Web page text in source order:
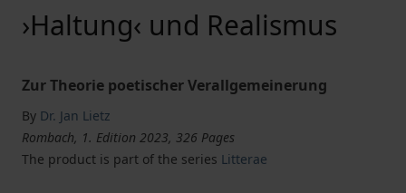
›Haltung‹ und Realismus
Zur Theorie poetischer Verallgemeinerung
By Dr. Jan Lietz
Rombach, 1. Edition 2023, 326 Pages
The product is part of the series Litterae